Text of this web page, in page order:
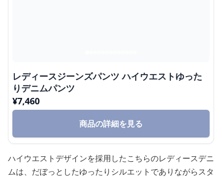
レディースジーンズパンツ ハイウエストゆった
りデニムパンツ
¥7,460
商品の詳細を見る
ハイウエストデザインを採用したこちらのレディースデニ
ムは、だぼっとしたゆったりシルエットでありながらスタ